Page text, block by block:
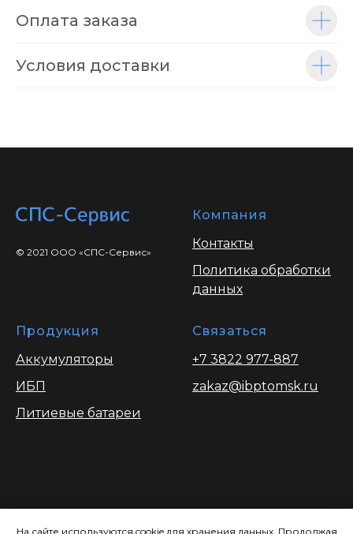
На сайте используются cookie для хранения данных. Продолжая
Оплата заказа
Условия доставки
© 2021 ООО «СПС-Сервис»
Компания
Контакты
Политика обработки
данных
Продукция
Аккумуляторы
ИБП
Литиевые батареи
Связаться
+7 3822 977-887
zakaz@ibptomsk.ru
сайте носит ознакомительный характер